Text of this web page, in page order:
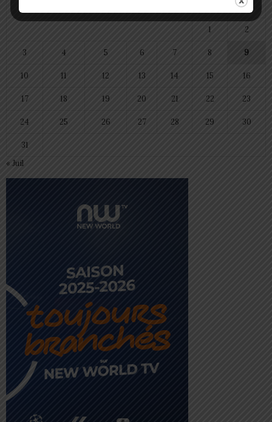
D
1 2
3 4 5 6 7 8 9
10 11 12 13 14 15 16
17 18 19 20 21 22 23
24 25 26 27 28 29 30
31
« Juil